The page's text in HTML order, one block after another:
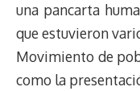
una pancarta
que estuvieron
Movimiento de
como la